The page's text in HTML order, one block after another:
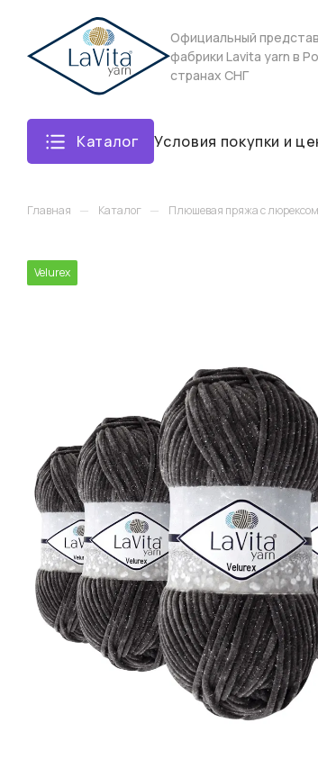
Официальный
фабрики Lavita yarn в
странах СНГ
Каталог Условия покупки и
Главная — Каталог — Плюшевая пряжа с
Velurex